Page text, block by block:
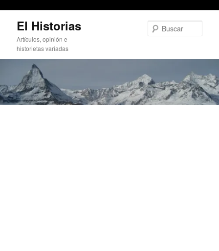
contenido
principal
El Historias
Artículos, opinión e
historietas variadas